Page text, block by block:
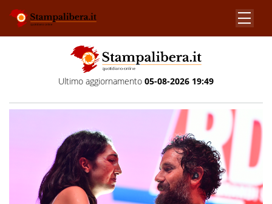
Ultimo aggiornamento 05-08-2026 19:49